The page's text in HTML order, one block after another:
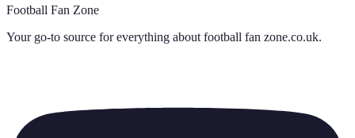
Football Fan Zone
Your go-to source for everything about football fan zone.co.uk.